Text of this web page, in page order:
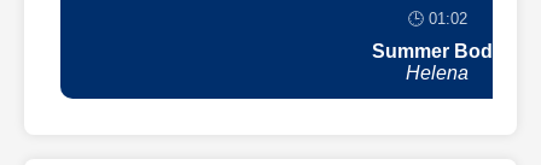
🕒 01:02
Summer Body
Helena